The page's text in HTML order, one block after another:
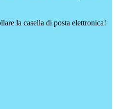
la casella di posta elettronica!